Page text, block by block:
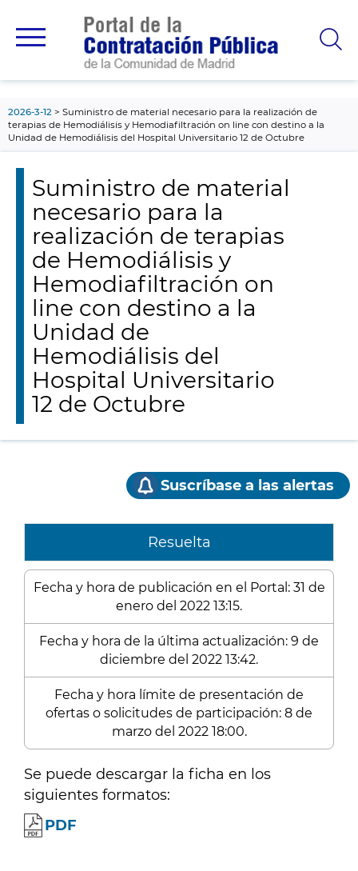
principal
2026-3-12
Suministro de material necesario para la realización de
terapias de Hemodiálisis y Hemodiafiltración on line con destino a la
Unidad de Hemodiálisis del Hospital Universitario 12 de Octubre
Suministro de material
necesario para la
realización de terapias
de Hemodiálisis y
Hemodiafiltración on
line con destino a la
Unidad de
Hemodiálisis del
Hospital Universitario
12 de Octubre
Suscríbase a las alertas
Resuelta
Fecha y hora de publicación en el Portal: 31 de
enero del 2022 13:15.
Fecha y hora de la última actualización: 9 de
diciembre del 2022 13:42.
Fecha y hora límite de presentación de
ofertas o solicitudes de participación: 8 de
marzo del 2022 18:00.
Se puede descargar la ficha en los
siguientes formatos:
PDF